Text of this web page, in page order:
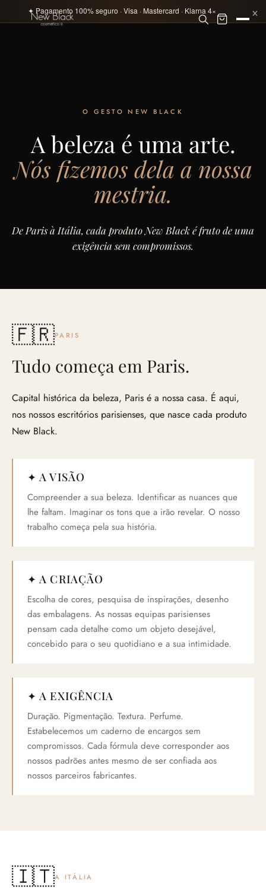
✦ Pagamento 100% seguro · Visa · Mastercard · Klarna 4× ×
O GESTO NEW BLACK
A beleza é uma arte.
Nós fizemos dela a nossa
mestria.
De Paris à Itália, cada produto New Black é fruto de uma
exigência sem compromissos.
🇫🇷PARIS
Tudo começa em Paris.
Capital histórica da beleza, Paris é a nossa casa. É aqui,
nos nossos escritórios parisienses, que nasce cada produto
New Black.
✦ A VISÃO
Compreender a sua beleza. Identificar as nuances que
lhe faltam. Imaginar os tons que a irão revelar. O nosso
trabalho começa pela sua história.
✦ A CRIAÇÃO
Escolha de cores, pesquisa de inspirações, desenho
das embalagens. As nossas equipas parisienses
pensam cada detalhe como um objeto desejável,
concebido para o seu quotidiano e a sua intimidade.
✦ A EXIGÊNCIA
Duração. Pigmentação. Textura. Perfume.
Estabelecemos um caderno de encargos sem
compromissos. Cada fórmula deve corresponder aos
nossos padrões antes mesmo de ser confiada aos
nossos parceiros fabricantes.
🇮🇹A ITÁLIA